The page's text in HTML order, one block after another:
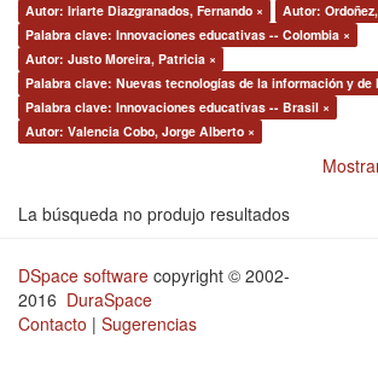
Autor: Iriarte Diazgranados, Fernando ×
Autor:
Palabra clave: Innovaciones educativas -- Colombia ×
Autor: Justo Moreira, Patricia ×
Palabra clave: Nuevas tecnologías de la información y de
Palabra clave: Innovaciones educativas -- Brasil ×
Autor: Valencia Cobo, Jorge Alberto ×
La búsqueda no produjo resultados
DSpace software copyright © 2002-
2016 DuraSpace
Contacto | Sugerencias